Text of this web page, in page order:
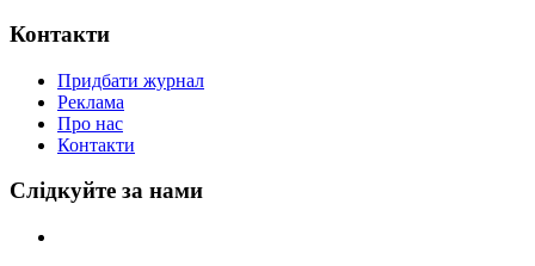
Контакти
Придбати журнал
Реклама
Про нас
Контакти
Слідкуйте за нами